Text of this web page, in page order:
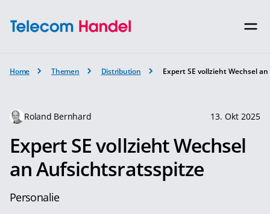
Home Themen Distribution Expert SE vollzieht Wechsel
Roland Bernhard 13. Okt 2025
Expert SE vollzieht Wechsel
an Aufsichtsratsspitze
Personalie